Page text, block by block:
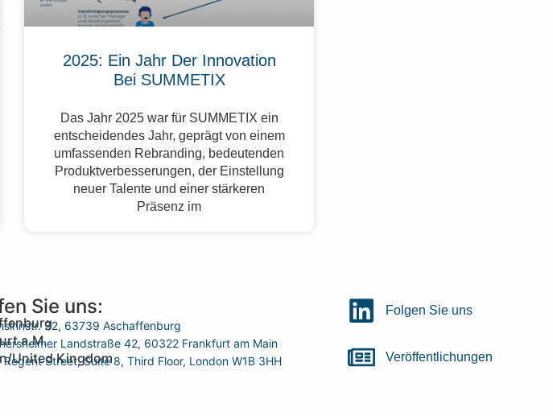
2025: Ein Jahr Der Innovation
Bei SUMMETIX
Das Jahr 2025 war für SUMMETIX ein
entscheidendes Jahr, geprägt von einem
umfassenden Rebranding, bedeutenden
Produktverbesserungen, der Einstellung
neuer Talente und einer stärkeren
Präsenz im
Sie uns:
32, 63739 Aschaffenburg
a.M. Landstraße 42, 60322 Frankfurt am Main
United Kingdom
Regent Street, Suite 8, Third Floor, London W1B 3HH
Folgen Sie uns
Veröffentlichungen